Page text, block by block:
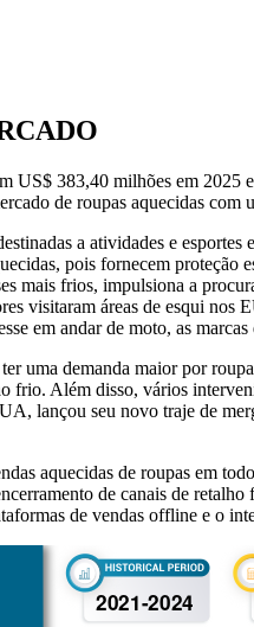
US$ 383,40 milhões em
de roupas aquecidas com
a atividades e
pois fornecem
mais frios, impulsiona a
visitaram áreas de esqui
em andar de moto, as
uma demanda maior por
frio. Além disso, vários
lançou seu novo traje de
aquecidas de roupas em
de canais de
de vendas offline e o